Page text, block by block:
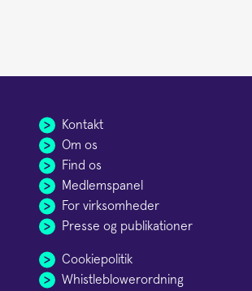
Kontakt
Om os
Find os
Medlemspanel
For virksomheder
Presse og publikationer
Cookiepolitik
Whistleblowerordning